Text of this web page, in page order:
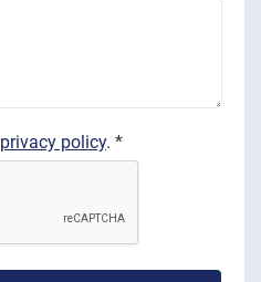
privacy policy. *